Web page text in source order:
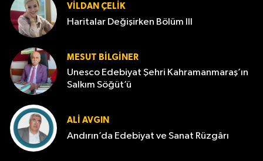
VILDAN ÇELIK
Haritalar Değişirken Bölüm III
MESUT BILGINER
Unesco Edebiyat Şehri Kahramanmaraş’ın
Salkım Söğüt’ü
ALI AVGIN
Andırın’da Edebiyat ve Sanat Rüzgârı